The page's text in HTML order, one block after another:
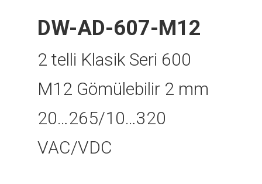
DW-AD-607-M12
2 telli Klasik Seri 600
M12 Gömülebilir 2 mm
20…265/10…320
VAC/VDC